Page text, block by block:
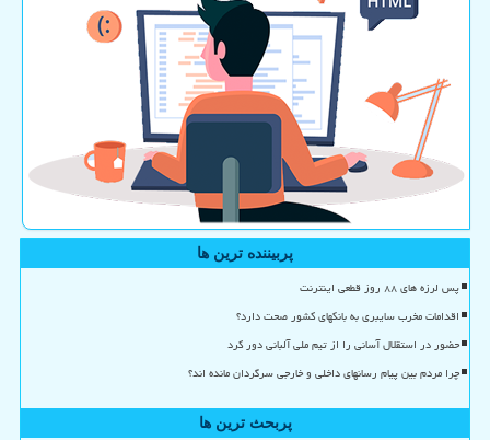
پربیننده ترین ها
پس لرزه های ۸۸ روز قطعی اینترنت
اقدامات مخرب سایبری به بانکهای کشور صحت دارد؟
حضور در استقلال آسانی را از تیم ملی آلبانی دور کرد
چرا مردم بین پیام رسانهای داخلی و خارجی سرگردان مانده اند؟
پربحث ترین ها